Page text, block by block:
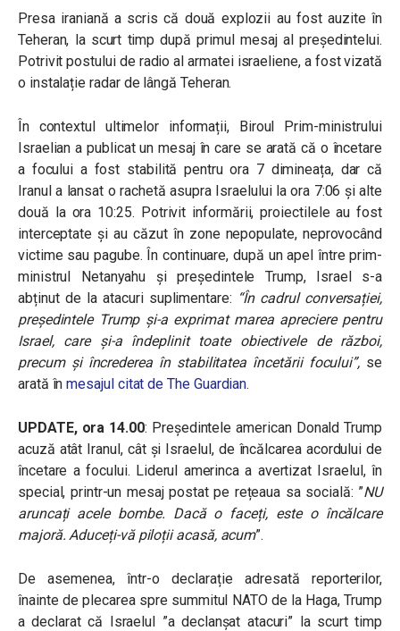
Presa iraniană a scris că două explozii au fost auzite în
Teheran, la scurt timp după primul mesaj al președintelui.
Potrivit postului de radio al armatei israeliene, a fost vizată
o instalație radar de lângă Teheran.
În contextul ultimelor informații, Biroul Prim-ministrului
Israelian a publicat un mesaj în care se arată că o încetare
a focului a fost stabilită pentru ora 7 dimineața, dar că
Iranul a lansat o rachetă asupra Israelului la ora 7:06 și alte
două la ora 10:25. Potrivit informării, proiectilele au fost
interceptate și au căzut în zone nepopulate, neprovocând
victime sau pagube. În continuare, după un apel între prim-
ministrul Netanyahu și președintele Trump, Israel s-a
abținut de la atacuri suplimentare: “În cadrul conversației,
președintele Trump și-a exprimat marea apreciere pentru
Israel, care și-a îndeplinit toate obiectivele de război,
precum și încrederea în stabilitatea încetării focului”, se
arată înmesajul citat de The Guardian.
UPDATE, ora 14.00: Președintele american Donald Trump
acuză atât Iranul, cât și Israelul, de încălcarea acordului de
încetare a focului. Liderul amerinca a avertizat Israelul, în
special, printr-un mesaj postat pe rețeaua sa socială: ”NU
aruncați acele bombe. Dacă o faceți, este o încălcare
majoră. Aduceți-vă piloții acasă, acum”.
De asemenea, într-o declarație adresată reporterilor,
înainte de plecarea spre summitul NATO de la Haga, Trump
a declarat că Israelul ”a declanșat atacuri” la scurt timp